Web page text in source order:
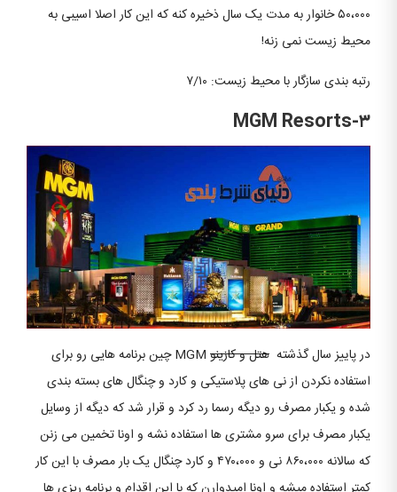
۵۰،۰۰۰ خانوار به مدت یک سال ذخیره کنه که این کار اصلا اسیبی به
محیط زیست نمی زنه!
رتبه بندی سازگار با محیط زیست: ۷/۱۰
MGM Resorts-۳
در پاییز سال گذشته هتل و کازینو
MGM چین برنامه هایی رو برای
استفاده نکردن از نی های پلاستیکی و کارد و چنگال های بسته بندی
شده و یکبار مصرف رو دیگه رسما رد کرد و قرار شد که دیگه از وسایل
یکبار مصرف برای سرو مشتری ها استفاده نشه و اونا تخمین می زنن
که سالانه ۸۶۰،۰۰۰ نی و ۴۷۰،۰۰۰ و کارد چنگال یک بار مصرف با این کار